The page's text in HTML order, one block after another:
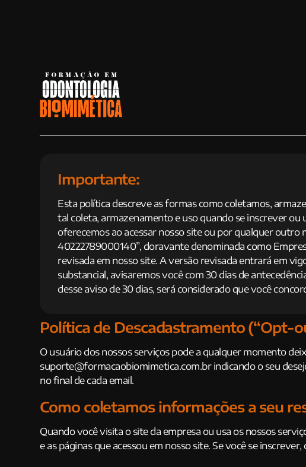
Importante:
Esta política descreve as formas como coletamos,
tal coleta, armazenamento e uso quando se inscrever
oferecemos ao acessar nosso site ou por qualquer outro
40222789000140”, doravante denominada como
revisada em nosso site. A versão revisada entrará em
substancial, avisaremos você com 30 dias de
desse aviso de 30 dias, será considerado que você
Política de Descadastramento (“Opt-
O usuário dos nossos serviços pode a qualquer momento
suporte@formacaobiomimetica.com.brindicando o seu
no final de cada email.
Como coletamos informações a seu
Quando você visita o site da empresa ou usa os nossos
e as páginas que acessou em nosso site. Se você se